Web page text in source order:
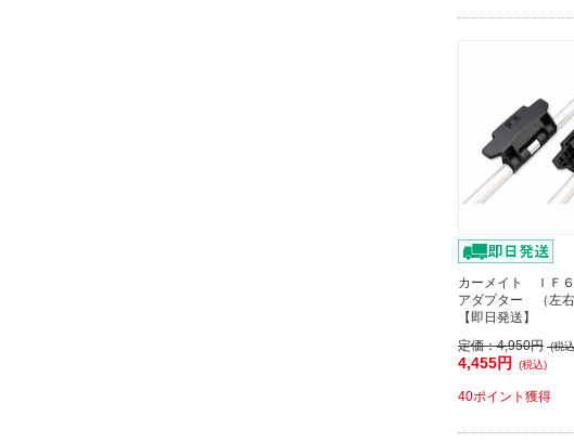
カーメイト ＩＦ
アダプター （左右
【即日発送】
定価：4,950円 (税
4,455円 (税込)
40ポイント獲得